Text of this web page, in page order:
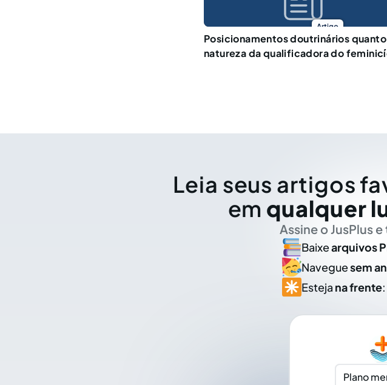
Artigo
Posicionamentos doutrinários quanto
natureza da qualificadora do
Leia seus artigos
em qualquer
Assine o JusPlus
Baixearquivos
Naveguesem
Esteja na frente
Plano